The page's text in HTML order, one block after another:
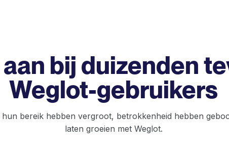
bij duizenden
Weglot-gebruikers
bereik hebben vergroot, betrokkenheid hebben
laten groeien met Weglot.